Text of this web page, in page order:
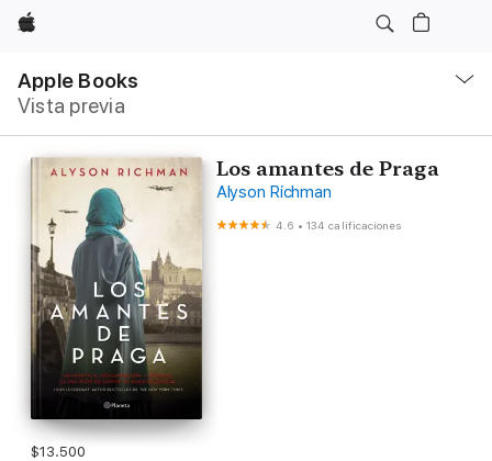
Apple
Apple Books
Vista previa
local
Abrir
Los amantes de Praga
Alyson Richman
4.6 •134 calificaciones
$13.500